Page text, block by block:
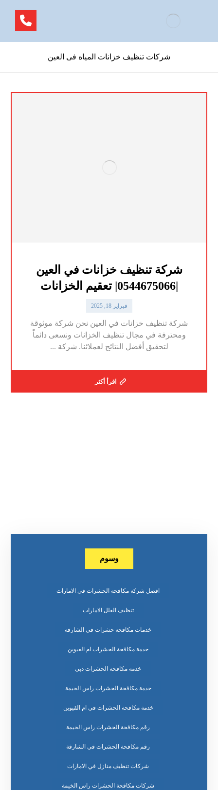
شركات تنظيف خزانات المياه فى العين
شركة تنظيف خزانات في العين
|0544675066| تعقيم الخزانات
فبراير 18, 2025
شركة تنظيف خزانات في العين نحن شركة موثوقة
ومحترفة في مجال تنظيف الخزانات ونسعى دائماً
لتحقيق أفضل النتائج لعملائنا. شركة ...
اقرأ أكثر
وسوم
افضل شركة مكافحة الحشرات في الامارات
تنظيف الفلل الامارات
خدمات مكافحة حشرات في الشارقة
خدمة مكافحة الحشرات ام القيوين
خدمة مكافحة الحشرات دبي
خدمة مكافحة الحشرات راس الخيمة
خدمة مكافحة الحشرات في ام القيوين
رقم مكافحة الحشرات راس الخيمة
رقم مكافحة الحشرات في الشارقة
شركات تنظيف منازل في الامارات
شركات مكافحة الحشرات راس الخيمة